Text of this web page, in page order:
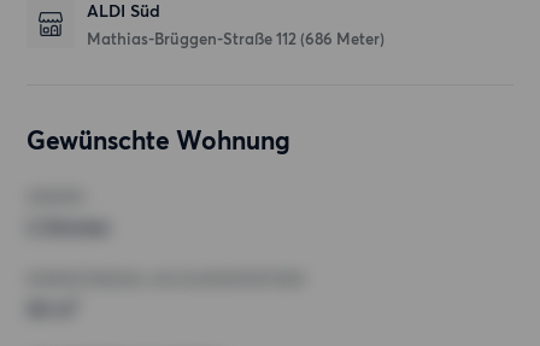
ALDI Süd
Mathias-Brüggen-Straße 112 (686 Meter)
Gewünschte Wohnung